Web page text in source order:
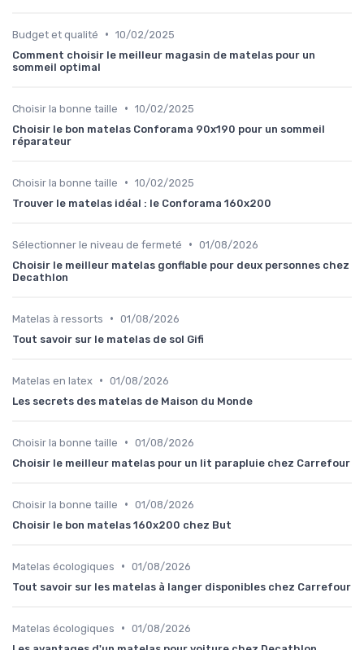
Budget et qualité • 10/02/2025
Comment choisir le meilleur magasin de matelas pour un
sommeil optimal
Choisir la bonne taille • 10/02/2025
Choisir le bon matelas Conforama 90x190 pour un sommeil
réparateur
Choisir la bonne taille • 10/02/2025
Trouver le matelas idéal : le Conforama 160x200
Sélectionner le niveau de fermeté • 01/08/2026
Choisir le meilleur matelas gonflable pour deux personnes chez
Decathlon
Matelas à ressorts • 01/08/2026
Tout savoir sur le matelas de sol Gifi
Matelas en latex • 01/08/2026
Les secrets des matelas de Maison du Monde
Choisir la bonne taille • 01/08/2026
Choisir le meilleur matelas pour un lit parapluie chez Carrefour
Choisir la bonne taille • 01/08/2026
Choisir le bon matelas 160x200 chez But
Matelas écologiques • 01/08/2026
Tout savoir sur les matelas à langer disponibles chez Carrefour
Matelas écologiques • 01/08/2026